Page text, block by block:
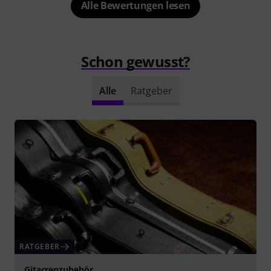
Alle Bewertungen lesen
Schon gewusst?
Alle Ratgeber
RATGEBER